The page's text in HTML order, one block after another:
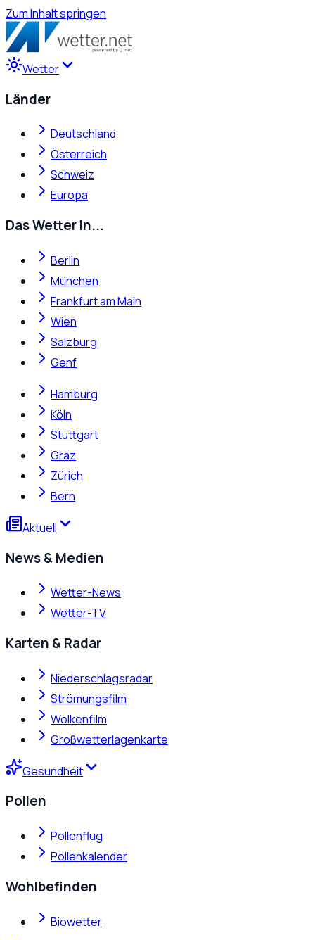
Zum Inhalt springen
Wetter
Länder
Deutschland
Österreich
Schweiz
Europa
Das Wetter in...
Berlin
München
Frankfurt am Main
Wien
Salzburg
Genf
Hamburg
Köln
Stuttgart
Graz
Zürich
Bern
Aktuell
News & Medien
Wetter-News
Wetter-TV
Karten & Radar
Niederschlagsradar
Strömungsfilm
Wolkenfilm
Großwetterlagenkarte
Gesundheit
Pollen
Pollenflug
Pollenkalender
Wohlbefinden
Biowetter